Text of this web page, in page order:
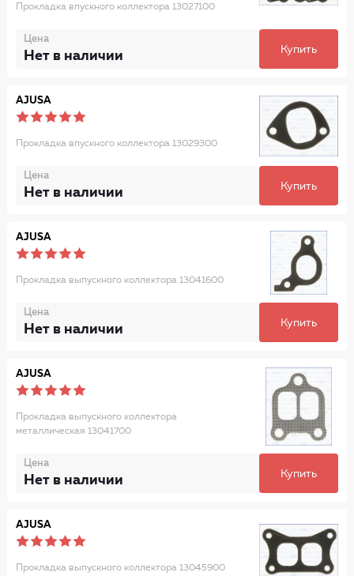
Прокладка впускного коллектора 13027100
Цена
Нет в наличии Купить
AJUSA
Прокладка впускного коллектора 13029300
Цена
Нет в наличии Купить
AJUSA
Прокладка выпускного коллектора 13041600
Цена
Нет в наличии Купить
AJUSA
Прокладка выпускного коллектора
металлическая 13041700
Цена
Нет в наличии Купить
AJUSA
Прокладка выпускного коллектора 13045900